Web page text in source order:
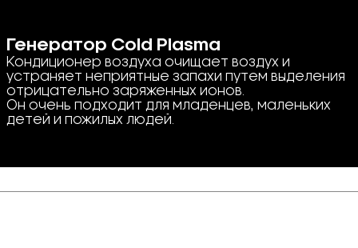
Генератор Cold Plasma
Кондиционер воздуха очищает воздух и
устраняет неприятные запахи путем выделения
отрицательно заряженных ионов.
Он очень подходит для младенцев, маленьких
детей и пожилых людей.